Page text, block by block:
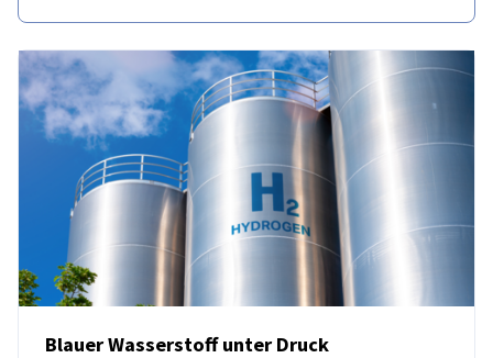
German
Poland
Blauer Wasserstoff unter Druck